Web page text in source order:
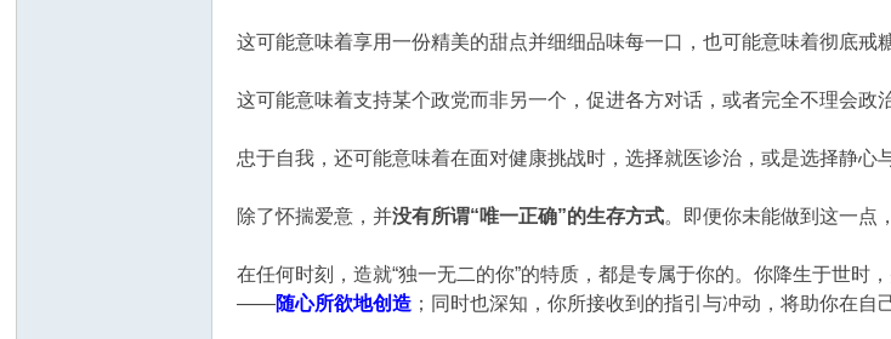
这可能意味着享用一份精美的甜点并细细品味每一口，也可能意味着彻底戒
这可能意味着支持某个政党而非另一个，促进各方对话，或者完全不理会政治
忠于自我，还可能意味着在面对健康挑战时，选择就医诊治，或是选择静心
除了怀揣爱意，并没有所谓“唯一正确”的生存方式。即便你未能做到这一点
在任何时刻，造就“独一无二的你”的特质，都是专属于你的。你降生于世
——随心所欲地创造 ；同时也深知，你所接收到的指引与冲动，将助你在自